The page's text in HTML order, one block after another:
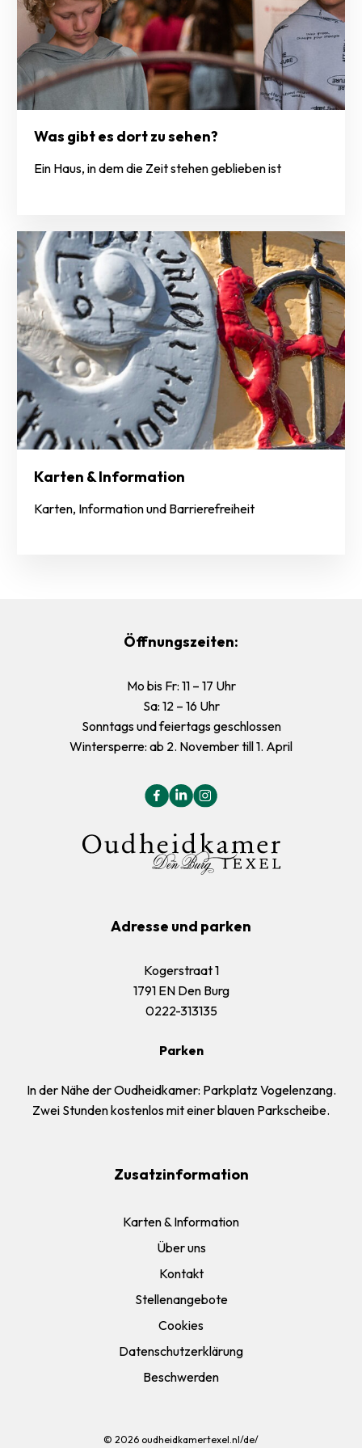
Was gibt es dort zu sehen?
Ein Haus, in dem die Zeit stehen geblieben ist
Karten & Information
Karten, Information und Barrierefreiheit
Öffnungszeiten:
Mo bis Fr: 11 – 17 Uhr
Sa: 12 – 16 Uhr
Sonntags und feiertags geschlossen
Wintersperre: ab 2. November till 1. April
Adresse und parken
Kogerstraat 1
1791 EN Den Burg
0222-313135
Parken
In der Nähe der Oudheidkamer: Parkplatz Vogelenzang.
Zwei Stunden kostenlos mit einer blauen Parkscheibe.
Zusatzinformation
Karten & Information
Über uns
Kontakt
Stellenangebote
Cookies
Datenschutzerklärung
Beschwerden
© 2026 oudheidkamertexel.nl/de/